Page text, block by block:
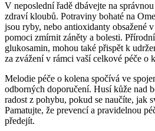
V neposlední řadě dbávejte na
zdraví kloubů. Potraviny bohaté na
jsou ryby, nebo antioxidanty obsažené
pomoci zmírnit záněty a bolesti.
glukosamin, mohou také přispět k
za zvážení v rámci vaší celkové péče o
Melodie péče o kolena spočívá ve
odborných doporučení. Husí kůže nad
radost z pohybu, pokud se naučíte, jak
Pamatujte, že prevencí a pravidelnou
předejít.